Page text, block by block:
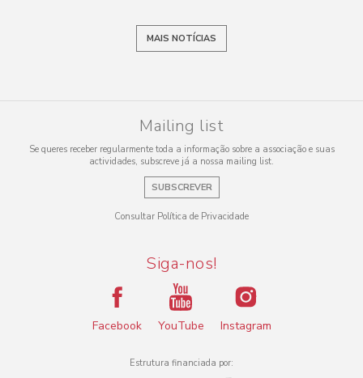
MAIS NOTÍCIAS
Mailing list
Se queres receber regularmente toda a informação sobre a associação e suas
actividades, subscreve já a nossa mailing list.
SUBSCREVER
Consultar Política de Privacidade
Siga-nos!
Facebook YouTube Instagram
Estrutura financiada por: